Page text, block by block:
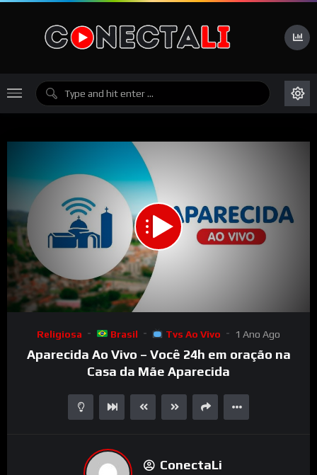
00:00
Religiosa Brasil Tvs Ao Vivo 1 Ano Ago
Aparecida Ao Vivo – Você 24h em oração na
Casa da Mãe Aparecida
ConectaLi